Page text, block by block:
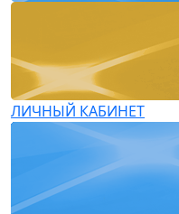
ЛИЧНЫЙ КАБИНЕТ